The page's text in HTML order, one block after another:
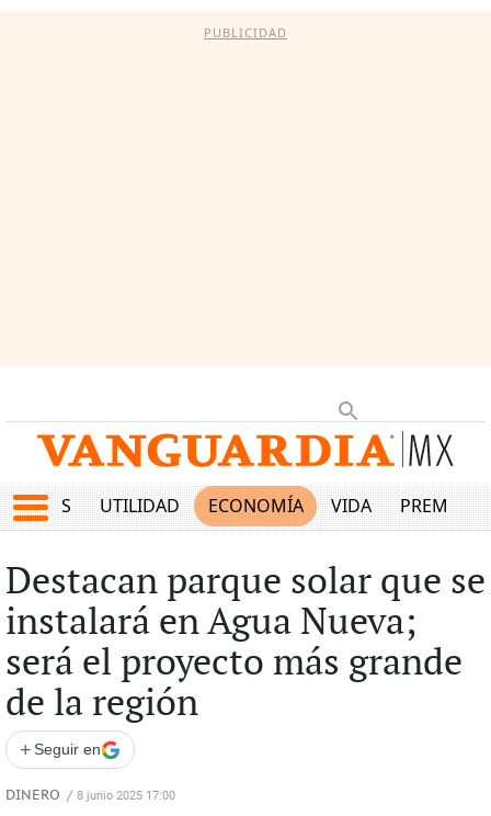
PUBLICIDAD
UTILIDAD ECONOMÍA VIDA PREMIUM
Destacan parque solar que se
instalará en Agua Nueva;
será el proyecto más grande
de la región
+ Seguir en
DINERO / 8 junio 2025 17:00